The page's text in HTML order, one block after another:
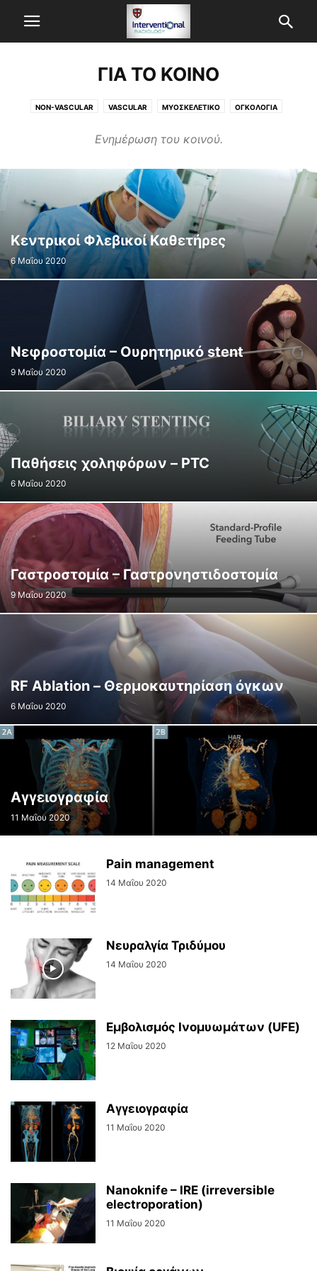
ΓΙΑ ΤΟ ΚΟΙΝΟ
NON-VASCULAR VASCULAR ΜΥΟΣΚΕΛΕΤΙΚΟ ΟΓΚΟΛΟΓΙΑ
Ενημέρωση του κοινού.
Κεντρικοί Φλεβικοί Καθετήρες
6 Μαΐου 2020
Νεφροστομία – Ουρητηρικό stent
9 Μαΐου 2020
Παθήσεις χοληφόρων – PTC
6 Μαΐου 2020
Γαστροστομία – Γαστρονηστιδοστομία
9 Μαΐου 2020
RF Ablation – Θερμοκαυτηρίαση όγκων
6 Μαΐου 2020
Αγγειογραφία
11 Μαΐου 2020
Pain management
14 Μαΐου 2020
Νευραλγία Τριδύμου
14 Μαΐου 2020
Εμβολισμός Ινομυωμάτων (UFE)
12 Μαΐου 2020
Αγγειογραφία
11 Μαΐου 2020
Nanoknife – IRE (irreversible
electroporation)
11 Μαΐου 2020